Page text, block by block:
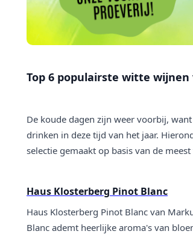
Top 6 populairste witte
De koude dagen zijn weer voorbij,
drinken in deze tijd van het jaar.
selectie gemaakt op basis van de
Haus Klosterberg Pinot Blanc
Haus Klosterberg Pinot Blanc van
Blanc ademt heerlijke aroma's van